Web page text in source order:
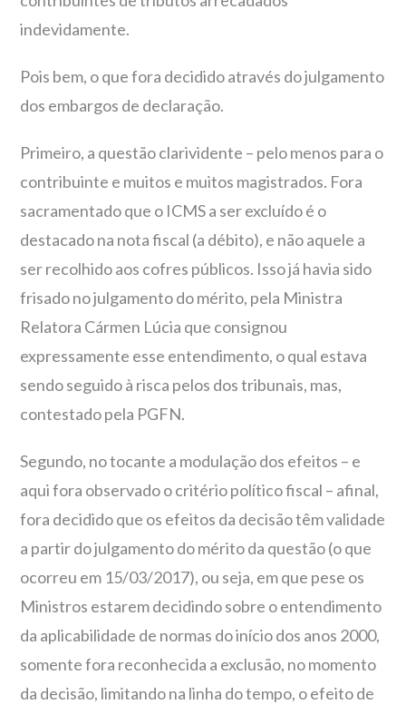
indevidamente.
Pois bem, o que fora decidido através do julgamento
dos embargos de declaração.
Primeiro, a questão clarividente – pelo menos para o
contribuinte e muitos e muitos magistrados. Fora
sacramentado que o ICMS a ser excluído é o
destacado na nota fiscal (a débito), e não aquele a
ser recolhido aos cofres públicos. Isso já havia sido
frisado no julgamento do mérito, pela Ministra
Relatora Cármen Lúcia que consignou
expressamente esse entendimento, o qual estava
sendo seguido à risca pelos dos tribunais, mas,
contestado pela PGFN.
Segundo, no tocante a modulação dos efeitos – e
aqui fora observado o critério político fiscal – afinal,
fora decidido que os efeitos da decisão têm validade
a partir do julgamento do mérito da questão (o que
ocorreu em 15/03/2017), ou seja, em que pese os
Ministros estarem decidindo sobre o entendimento
da aplicabilidade de normas do início dos anos 2000,
somente fora reconhecida a exclusão, no momento
da decisão, limitando na linha do tempo, o efeito de